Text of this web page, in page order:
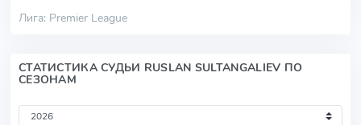
Лига: Premier League
СТАТИСТИКА СУДЬИ RUSLAN SULTANGALIEV ПО
СЕЗОНАМ